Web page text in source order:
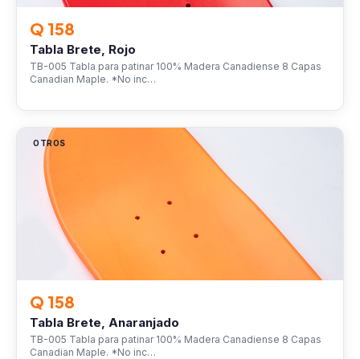
Q 158
Tabla Brete, Rojo
TB-005 Tabla para patinar 100% Madera Canadiense 8 Capas
Canadian Maple. *No inc…
OTROS
Q 158
Tabla Brete, Anaranjado
TB-005 Tabla para patinar 100% Madera Canadiense 8 Capas
Canadian Maple. *No inc…